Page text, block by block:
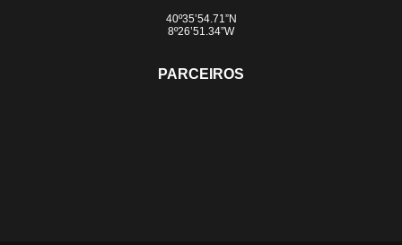
40º35’54.71”N
8º26’51.34”W
PARCEIROS